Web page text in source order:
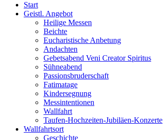
Start
Geistl. Angebot
Heilige Messen
Beichte
Eucharistische Anbetung
Andachten
Gebetsabend Veni Creator Spiritus
Sühneabend
Passionsbruderschaft
Fatimatage
Kindersegnung
Messintentionen
Wallfahrt
Taufen-Hochzeiten-Jubiläen-Konzerte
Wallfahrtsort
Geschichte